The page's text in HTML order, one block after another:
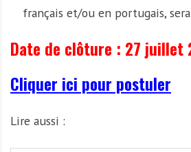
français et/ou en portugais,
Date de clôture : 27 juillet
Cliquer ici pour postuler
Lire aussi :